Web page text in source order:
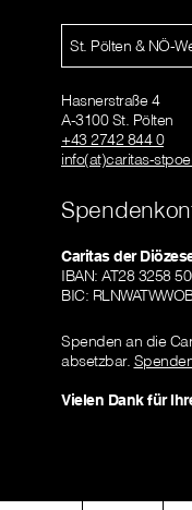
St. Pölten & NÖ-
Hasnerstraße 4
A-3100 St. Pölten
+43 2742 844 0
info(at)caritas-
Caritas der
IBAN: AT28 3258
BIC:
Spenden an die
absetzbar.
Vielen Dank für